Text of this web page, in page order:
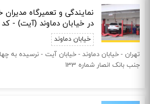
نمایندگی و تعمیرگاه
در خیابان دماوند (آیت) - کد 350
خیابان دماوند
تهران - خیابان دماوند - خیابان آیت - نرسیده به
جنب بانک انصار شماره 133